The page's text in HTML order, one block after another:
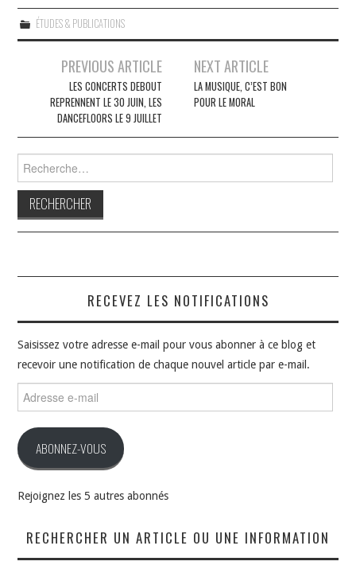
ÉTUDES & PUBLICATIONS
Navigation
articles
PREVIOUS ARTICLE
LES CONCERTS DEBOUT
REPRENNENT LE 30 JUIN, LES
DANCEFLOORS LE 9 JUILLET
NEXT ARTICLE
LA MUSIQUE, C’EST BON
POUR LE MORAL
RECEVEZ LES NOTIFICATIONS
Saisissez votre adresse e-mail pour vous abonner à ce blog et
recevoir une notification de chaque nouvel article par e-mail.
e-
ABONNEZ-VOUS
Rejoignez les 5 autres abonnés
RECHERCHER UN ARTICLE OU UNE INFORMATION